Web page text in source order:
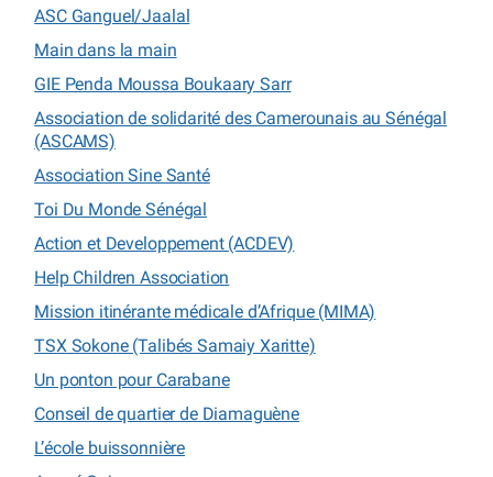
ASC Ganguel/Jaalal
Main dans la main
GIE Penda Moussa Boukaary Sarr
Association de solidarité des Camerounais au Sénégal
(ASCAMS)
Association Sine Santé
Toi Du Monde Sénégal
Action et Developpement (ACDEV)
Help Children Association
Mission itinérante médicale d’Afrique (MIMA)
TSX Sokone (Talibés Samaiy Xaritte)
Un ponton pour Carabane
Conseil de quartier de Diamaguène
L’école buissonnière